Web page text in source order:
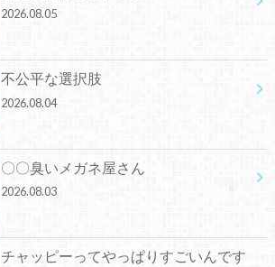
2026.08.05
不公平な選択肢
2026.08.04
〇〇臭いメガネ屋さん
2026.08.03
チャッピーってやっぱりすごいんです